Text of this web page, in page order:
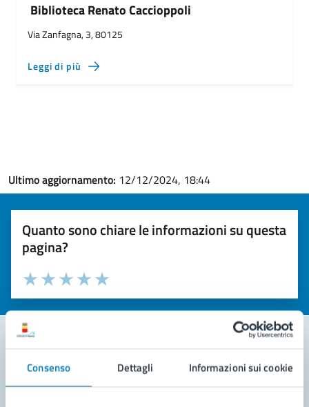
Consenso Dettagli Informazioni sui cookie
Biblioteca Renato Caccioppoli
Via Zanfagna, 3, 80125
Leggi di più
Ultimo aggiornamento: 12/12/2024, 18:44
Quanto sono chiare le informazioni su questa
pagina?
Valuta la chiarezza delle informazioni (da 1 a 5 stelle)
Seleziona il numero di stelle per valutare la chiarezza delle
Valuta 5 stelle su 5
Valuta 4 stelle su 5
Valuta 3 stelle su 5
Valuta 2 stelle su 5
Valuta 1 stelle su 5
Contatta il comune